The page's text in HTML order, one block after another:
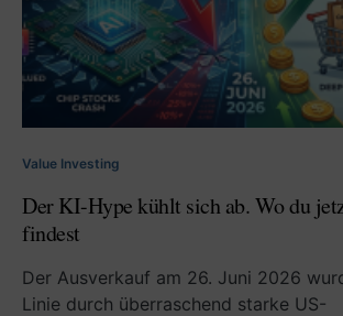
Value Investing
Der KI-Hype kühlt sich ab. Wo du
findest
Der Ausverkauf am 26. Juni 2026
Linie durch überraschend starke US-